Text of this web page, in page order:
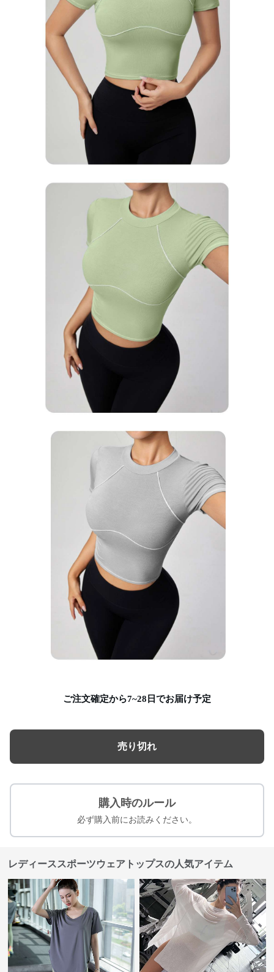
ご注文確定から7~28日でお届け予定
売り切れ
購入時のルール
必ず購入前にお読みください。
レディーススポーツウェアトップスの人気アイテム